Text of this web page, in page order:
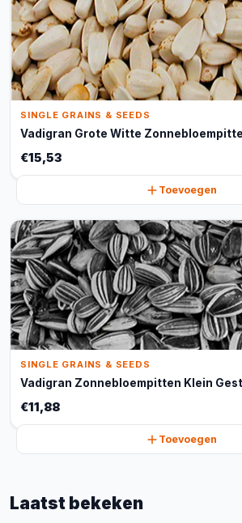
SINGLE GRAINS & SEEDS
Vadigran Grote Witte
€15,53
Toevoegen
SINGLE GRAINS & SEEDS
Vadigran Zonnebloempitten Klein
€11,88
Toevoegen
Laatst bekeken